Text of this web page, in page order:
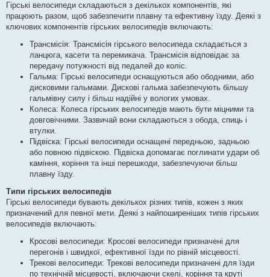
Гірські велосипеди складаються з декількох компонентів, які
працюють разом, щоб забезпечити плавну та ефективну їзду. Деякі з
ключових компонентів гірських велосипедів включають:
Трансмісія: Трансмісія гірського велосипеда складається з
ланцюга, касети та перемикача. Трансмісія відповідає за
передачу потужності від педалей до коліс.
Гальма: Гірські велосипеди оснащуються або ободними, або
дисковими гальмами. Дискові гальма забезпечують більшу
гальмівну силу і більш надійні у вологих умовах.
Колеса: Колеса гірських велосипедів мають бути міцними та
довговічними. Зазвичай вони складаються з обода, спиць і
втулки.
Підвіска: Гірські велосипеди оснащені передньою, задньою
або повною підвіскою. Підвіска допомагає поглинати удари об
каміння, коріння та інші перешкоди, забезпечуючи більш
плавну їзду.
Типи гірських велосипедів
Гірські велосипеди бувають декількох різних типів, кожен з яких
призначений для певної мети. Деякі з найпоширеніших типів гірських
велосипедів включають:
Кросові велосипеди: Кросові велосипеди призначені для
перегонів і швидкої, ефективної їзди по рівній місцевості.
Трекові велосипеди: Трекові велосипеди призначені для їзди
по технічній місцевості, включаючи скелі, коріння та круті